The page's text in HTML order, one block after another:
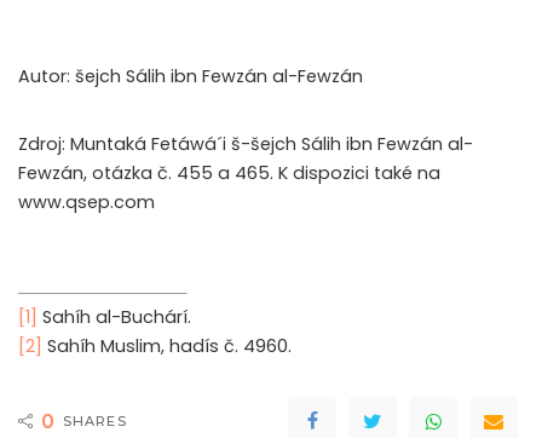
Autor: šejch Sálih ibn Fewzán al-Fewzán
Zdroj: Muntaká Fetáwá´i š-šejch Sálih ibn Fewzán al-
Fewzán, otázka č. 455 a 465. K dispozici také na
www.qsep.com
[1] Sahíh al-Buchárí.
[2] Sahíh Muslim, hadís č. 4960.
0 SHARES